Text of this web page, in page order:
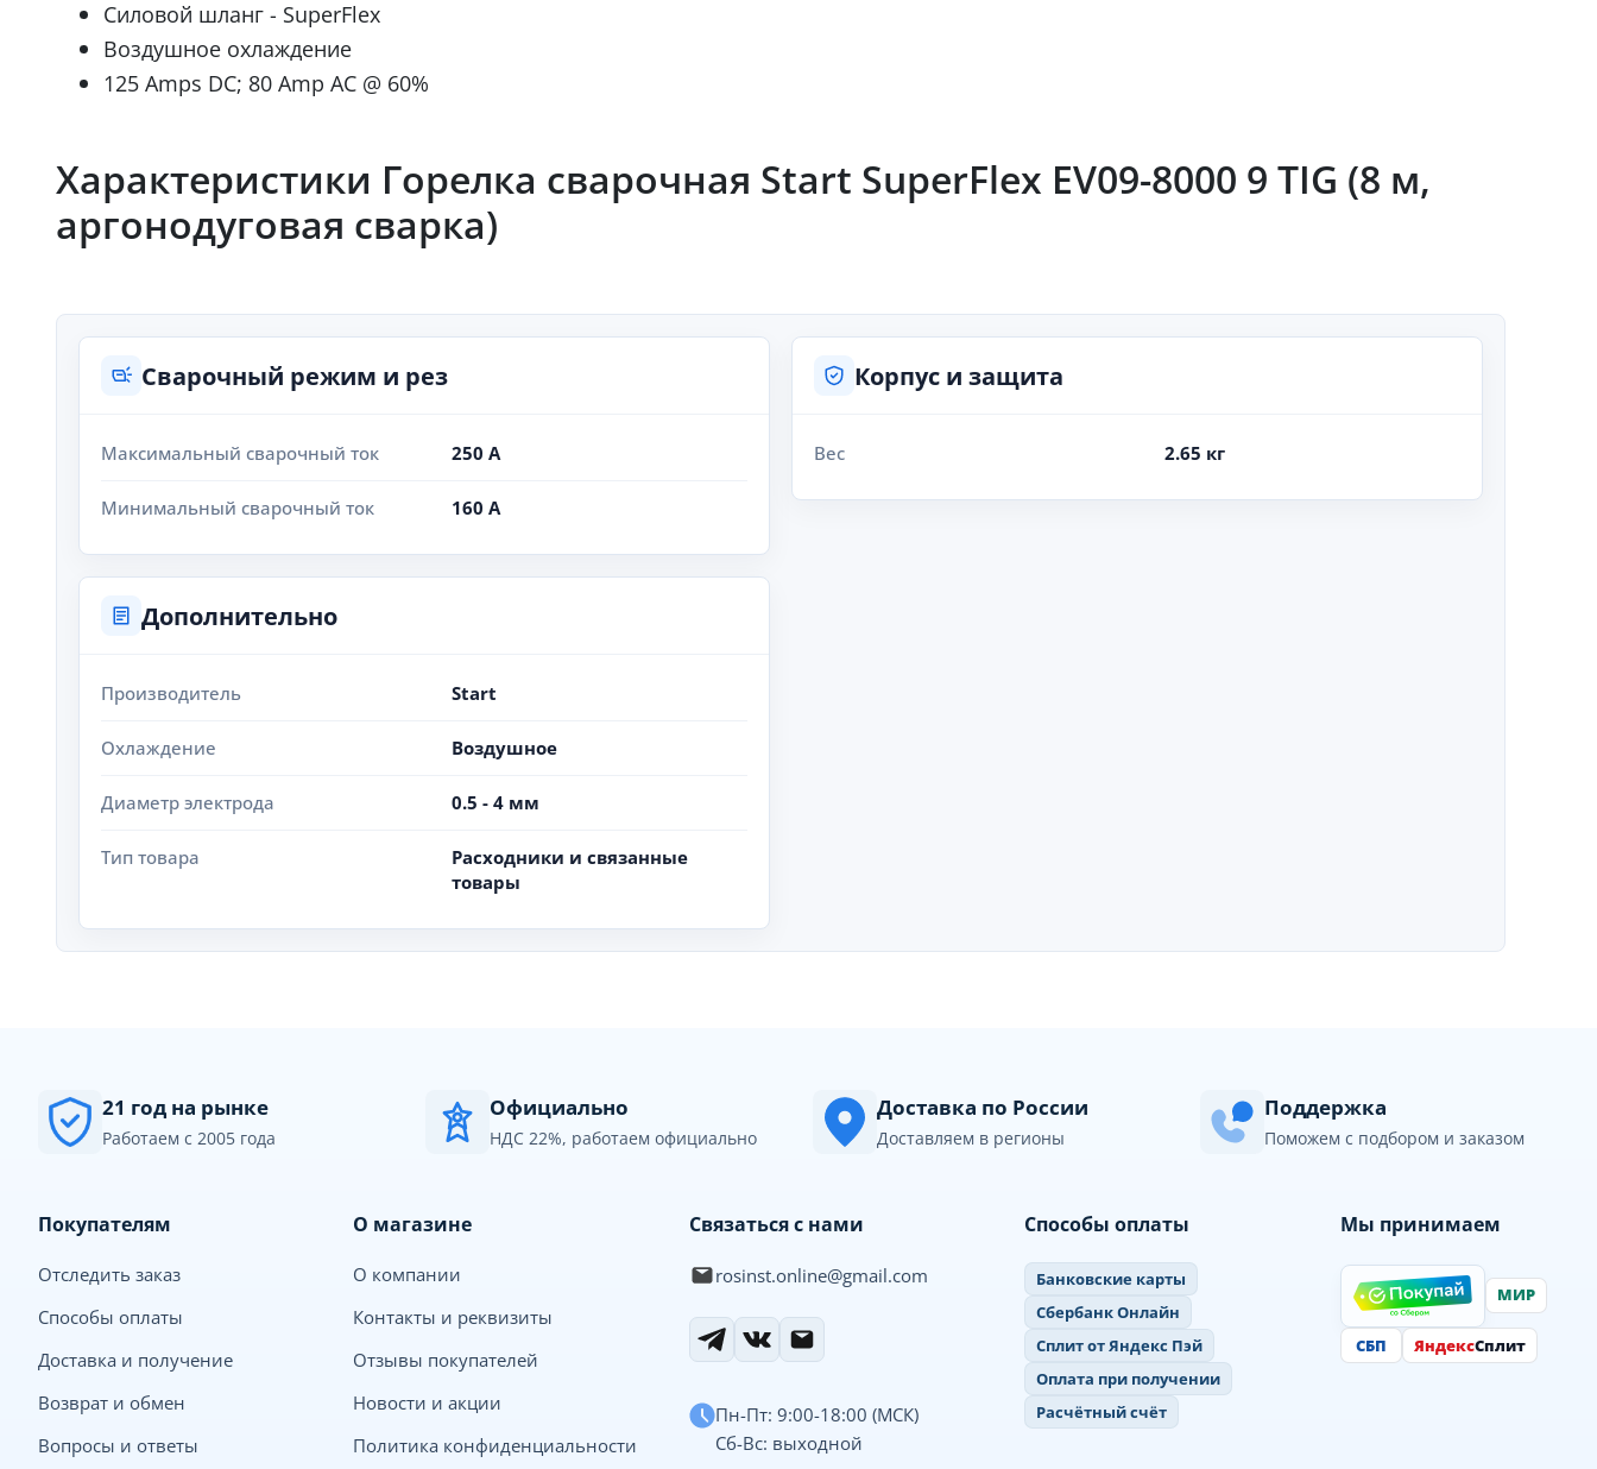
Силовой шланг - SuperFlex
Воздушное охлаждение
125 Amps DC; 80 Amp AC @ 60%
Характеристики Горелка сварочная Start SuperFlex EV09-8000 9 TIG (8 м,
аргонодуговая сварка)
Сварочный режим и рез
Максимальный сварочный ток 250 А
Минимальный сварочный ток 160 А
Корпус и защита
Вес 2.65 кг
Дополнительно
Производитель Start
Охлаждение Воздушное
Диаметр электрода 0.5 - 4 мм
Тип товара
Расходники и связанные
товары
21 год на рынке
Работаем с 2005 года
Официально
НДС 22%, работаем официально
Доставка по России
Доставляем в регионы
Поддержка
Поможем с подбором и заказом
Покупателям
Отследить заказ
Способы оплаты
Доставка и получение
Возврат и обмен
Вопросы и ответы
О магазине
О компании
Контакты и реквизиты
Отзывы покупателей
Новости и акции
Политика конфиденциальности
Связаться с нами
rosinst.online@gmail.com
Пн-Пт: 9:00-18:00 (МСК)
Сб-Вс: выходной
Способы оплаты
Банковские карты
Сбербанк Онлайн
Сплит от Яндекс Пэй
Оплата при получении
Расчётный счёт
Мы принимаем
МИР
СБП ЯндексСплит